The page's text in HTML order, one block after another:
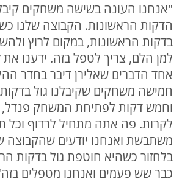
"אנחנו העונה בשישה משחקים
הדקות הראשונות. הקבוצה שלנו
בדקות הראשונות, במקום לרוץ
למן הלם, צריך לטפל בזה. ידענו
אחד הדברים שאלירן דיבר בחדר
חמישה משחקים שקיבלנו גול
וחמש דקות לפתיחת המשחק פנדל,
לקרות. פה אתה מתחיל לרדוף וכל
משתבשת ואנחנו יודעים שהקבוצה
בלחזור כשהיא חוטפת גול בדקות
כבר שש פעמים ואנחנו מטפלים